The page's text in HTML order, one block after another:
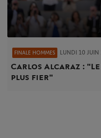
FINALE HOMMES LUNDI 10
Carlos Alcaraz :
plus fier"